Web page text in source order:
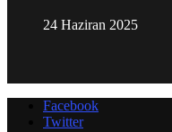
24 Haziran 2025
Facebook
Twitter